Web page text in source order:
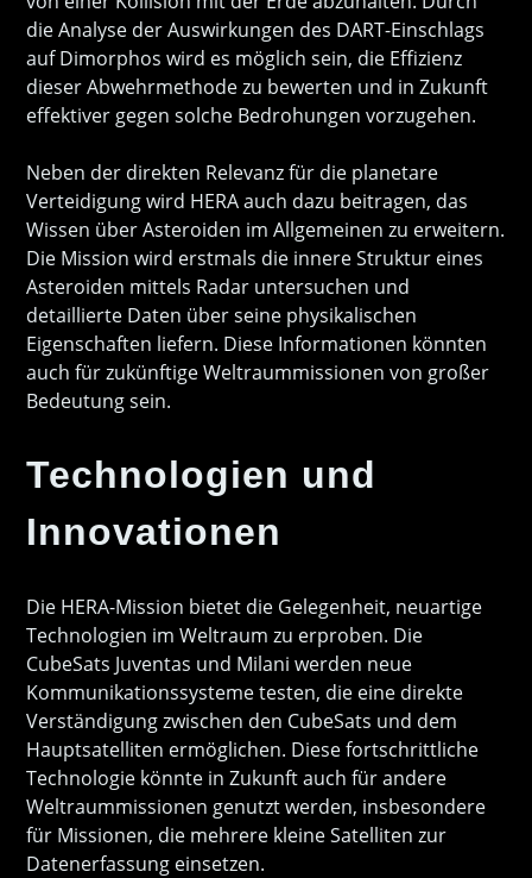
die Analyse der Auswirkungen des DART-Einschlags
auf Dimorphos wird es möglich sein, die Effizienz
dieser Abwehrmethode zu bewerten und in Zukunft
effektiver gegen solche Bedrohungen vorzugehen.
Neben der direkten Relevanz für die planetare
Verteidigung wird HERA auch dazu beitragen, das
Wissen über Asteroiden im Allgemeinen zu erweitern.
Die Mission wird erstmals die innere Struktur eines
Asteroiden mittels Radar untersuchen und
detaillierte Daten über seine physikalischen
Eigenschaften liefern. Diese Informationen könnten
auch für zukünftige Weltraummissionen von großer
Bedeutung sein.
Technologien und
Innovationen
Die HERA-Mission bietet die Gelegenheit, neuartige
Technologien im Weltraum zu erproben. Die
CubeSats Juventas und Milani werden neue
Kommunikationssysteme testen, die eine direkte
Verständigung zwischen den CubeSats und dem
Hauptsatelliten ermöglichen. Diese fortschrittliche
Technologie könnte in Zukunft auch für andere
Weltraummissionen genutzt werden, insbesondere
für Missionen, die mehrere kleine Satelliten zur
Datenerfassung einsetzen.